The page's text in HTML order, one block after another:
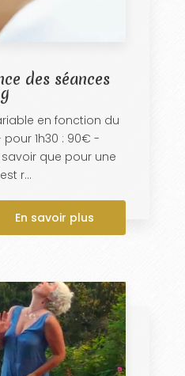
des séances
en fonction du
1h30 : 90€ -
savoir que pour une
r...
En savoir plus